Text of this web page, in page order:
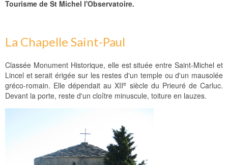
Tourisme de St Michel l'Observatoire.
La Chapelle Saint-Paul
Classée Monument Historique, elle est située entre Saint-Michel et
Lincel et serait érigée sur les restes d'un temple ou d'un mausolée
gréco-romain. Elle dépendait au XIIe siècle du Prieuré de Carluc.
Devant la porte, reste d'un cloître minuscule, toiture en lauzes.